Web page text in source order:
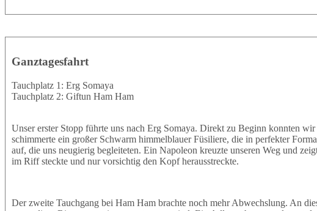
Ganztagesfahrt
Tauchplatz 1: Erg Somaya
Tauchplatz 2: Giftun Ham Ham
Unser erster Stopp führte uns nach Erg Somaya. Direkt zu Beginn konnten
schimmerte ein großer Schwarm himmelblauer Füsiliere, die in perfekter
auf, die uns neugierig begleiteten. Ein Napoleon kreuzte unseren Weg und
im Riff steckte und nur vorsichtig den Kopf herausstreckte.
Der zweite Tauchgang bei Ham Ham brachte noch mehr Abwechslung. An